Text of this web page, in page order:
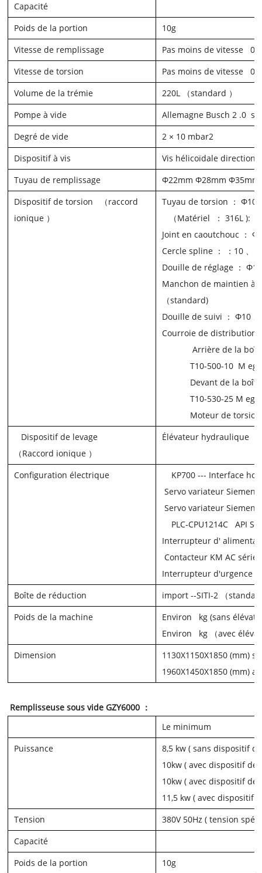
Capacité
Poids de la portion
10g
Vitesse de remplissage
Pas moins de vitesse 0
Vitesse de torsion
Pas moins de vitesse 0
Volume de la trémie
220L （standard ）
Pompe à vide
Allemagne Busch 2 .0
Degré de vide
2 × 10 mbar2
Dispositif à vis
Vis hélicoïdale
Tuyau de remplissage
Φ22mm Φ28mm Φ35mm
Dispositif de torsion
（raccord
ionique ）
Tuyau de torsion ： Φ10
（Matériel ： 316L):
Joint en caoutchouc ：
Cercle spline ： ：10 、
Douille de réglage ：
Manchon de maintien à
（standard)
Douille de suivi ： Φ10
Courroie dedistribution
Arrière de la
T10-500-10 M
Devant de la boîte
T10-530-25 M
Moteur de torsion
Dispositif de levage
（Raccord ionique ）
Élévateur hydraulique
Configuration électrique KP700 --- Interface
Servo variateur Siemens
Servo variateur Siemens
PLC-CPU1214CAPI
Interrupteur d'
Contacteur KMACsérie
Interrupteur d'urgence
Boîte de réduction
import--SITI-2 （
Poids de la machine
Environ kg(sans
Environ
kg （avec
Dimension
1130X1150X1850 (mm)
1960X1450X1850 (mm)
Remplisseuse sous vide GZY6000 ：
Le minimum
Puissance
8,5 kw(sans dispositif
10kw(avec dispositif de
10kw(avec dispositif de
11,5 kw(avec dispositif
Tension
380V 50Hz (tension
Capacité
Poids de la portion
10g